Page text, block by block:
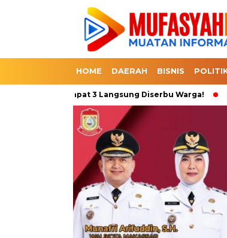
HOME DAERAH BISNIS
Beli 1 Dapat 3 Langsung Diserbu Warga!